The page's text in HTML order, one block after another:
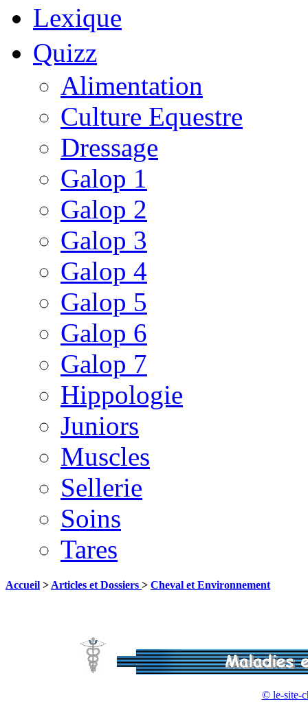
Lexique
Quizz
Alimentation
Culture Equestre
Dressage
Galop 1
Galop 2
Galop 3
Galop 4
Galop 5
Galop 6
Galop 7
Hippologie
Juniors
Muscles
Sellerie
Soins
Tares
Accueil > Articles et Dossiers > Cheval et Environnement
© le-site-